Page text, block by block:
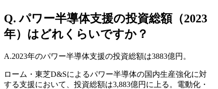
Q.パワー半導体支援の投資総額（2023
年）はどれくらいですか？
A.2023年のパワー半導体支援の投資総額は3883億円。
ローム・東芝D&Sによるパワー半導体の国内生産強化に対
する支援において、投資総額は3,883億円に上る。電動化・